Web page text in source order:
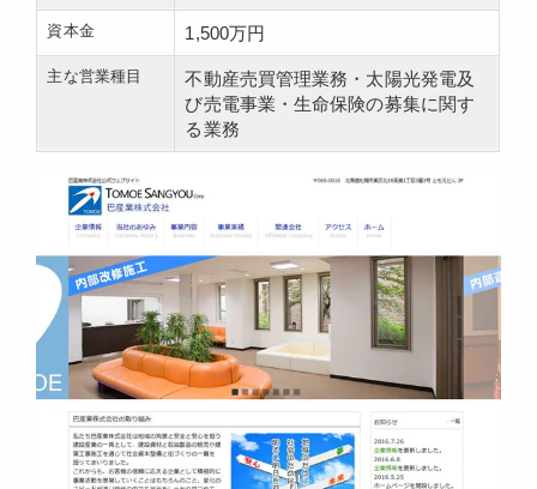
資本金 1,500万円
主な営業種目
不動産売買管理業務・太陽光発電及
び売電事業・生命保険の募集に関す
る業務